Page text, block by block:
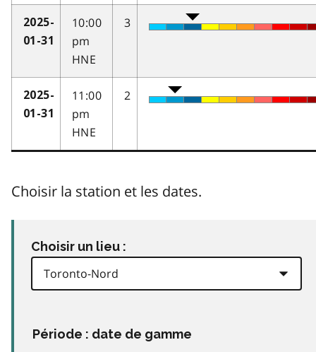
2025-
01-31
10:00
pm
HNE
3
2025-
01-31
11:00
pm
HNE
2
Choisir la station et les dates.
Choisir un lieu :
Période : date de gamme